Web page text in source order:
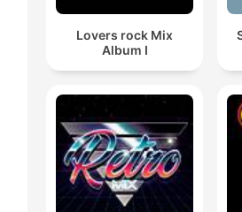
Lovers rock Mix
Album I